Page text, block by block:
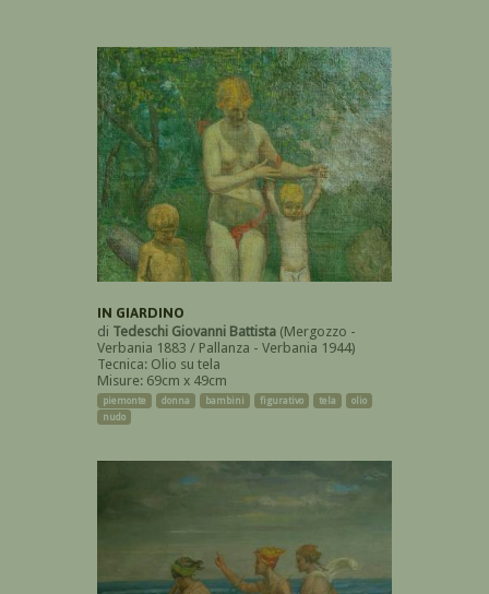
IN GIARDINO
di Tedeschi Giovanni Battista (Mergozzo -
Verbania 1883 / Pallanza - Verbania 1944)
Tecnica: Olio su tela
Misure: 69cm x 49cm
piemonte donna bambini figurativo tela
olio
nudo